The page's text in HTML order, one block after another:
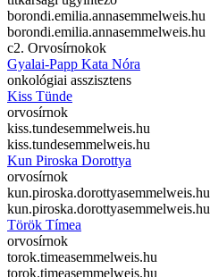
borondi.emilia.annasemmelweis.hu
borondi.emilia.annasemmelweis.hu
c2. Orvosírnokok
Gyalai-Papp Kata Nóra
onkológiai asszisztens
Kiss Tünde
orvosírnok
kiss.tundesemmelweis.hu
kiss.tundesemmelweis.hu
Kun Piroska Dorottya
orvosírnok
kun.piroska.dorottyasemmelweis.hu
kun.piroska.dorottyasemmelweis.hu
Török Tímea
orvosírnok
torok.timeasemmelweis.hu
torok.timeasemmelweis.hu